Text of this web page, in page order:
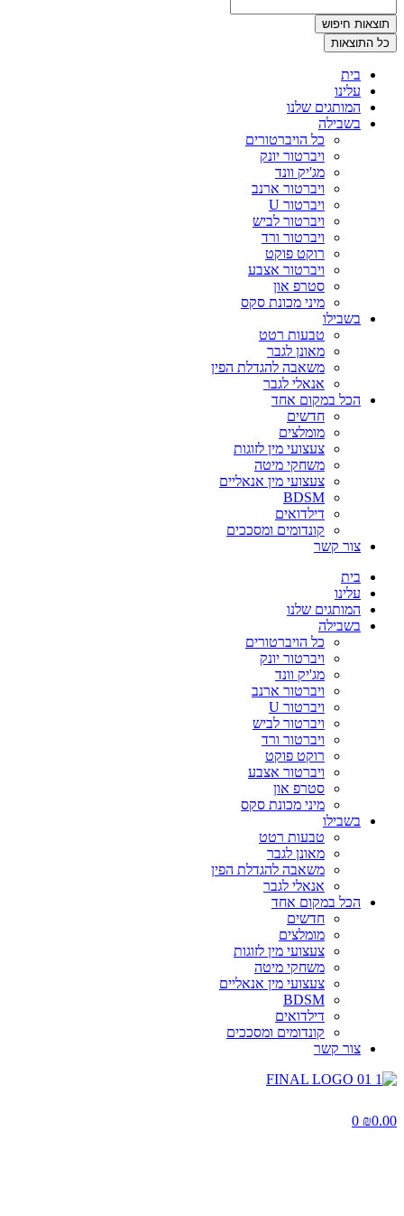
תוצאות חיפוש
כל התוצאות
בית
עלינו
המותגים שלנו
בשבילה
כל הויברטורים
ויברטור יונק
מג'יק וונד
ויברטור ארנב
ויברטור U
ויברטור לביש
ויברטור ורד
רוקט פוקט
ויברטור אצבע
סטרפ און
מיני מכונת סקס
בשבילו
טבעות רטט
מאונן לגבר
משאבה להגדלת הפין
אנאלי לגבר
הכל במקום אחד
חדשים
מומלצים
צעצועי מין לזוגות
משחקי מיטה
צעצועי מין אנאליים
BDSM
דילדואים
קונדומים ומסככים
צור קשר
בית
עלינו
המותגים שלנו
בשבילה
כל הויברטורים
ויברטור יונק
מג'יק וונד
ויברטור ארנב
ויברטור U
ויברטור לביש
ויברטור ורד
רוקט פוקט
ויברטור אצבע
סטרפ און
מיני מכונת סקס
בשבילו
טבעות רטט
מאונן לגבר
משאבה להגדלת הפין
אנאלי לגבר
הכל במקום אחד
חדשים
מומלצים
צעצועי מין לזוגות
משחקי מיטה
צעצועי מין אנאליים
BDSM
דילדואים
קונדומים ומסככים
צור קשר
₪0.00
0